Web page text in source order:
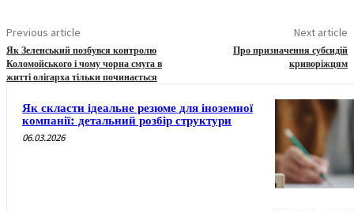
Previous article
Як Зеленський позбувся контролю
Коломойського і чому чорна смуга в
житті олігарха тільки починається
Next article
Про призначення субсидій
криворіжцям
Як скласти ідеальне резюме для іноземної
компанії: детальний розбір структури
06.03.2026